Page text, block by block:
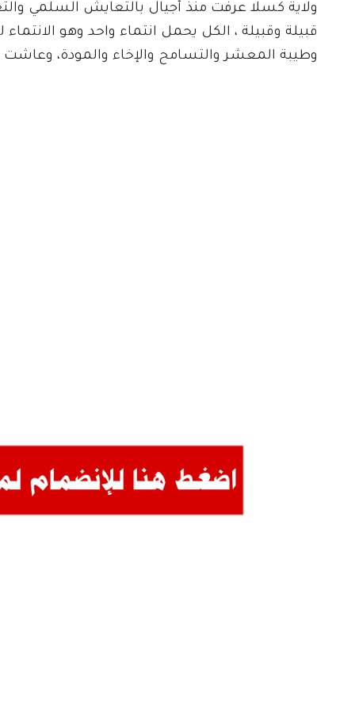
ولاية كسلا عرفت منذ أجيال بالتعايش السلمي
قبيلة وقبيلة ، الكل يحمل انتماء واحد وهو
وطيبة المعشر والتسامح والإخاء والمودة،